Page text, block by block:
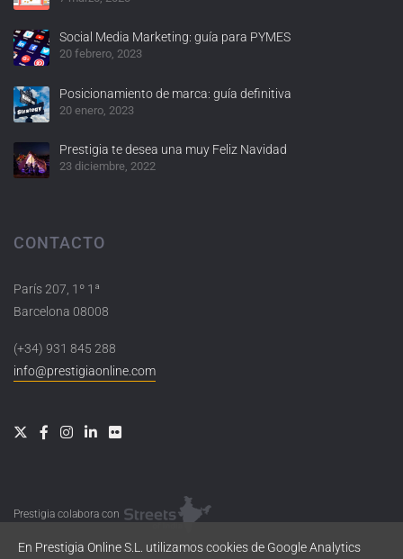
Social Media Marketing: guía para PYMES
20 febrero, 2023
Posicionamiento de marca: guía definitiva
20 enero, 2023
Prestigia te desea una muy Feliz Navidad
23 diciembre, 2022
CONTACTO
París 207, 1º 1ª
Barcelona 08008
(+34) 931 845 288
info@prestigiaonline.com
Prestigia colabora con
En Prestigia Online S.L. utilizamos cookies de Google Analytics